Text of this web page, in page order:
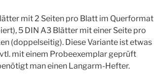
mit 2 Seiten pro Blatt im Querformat
5 DIN A3 Blätter mit einer Seite pro
(doppelseitig). Diese Variante ist etwas
mit einem Probeexemplar geprüft
man einen Langarm-Hefter.